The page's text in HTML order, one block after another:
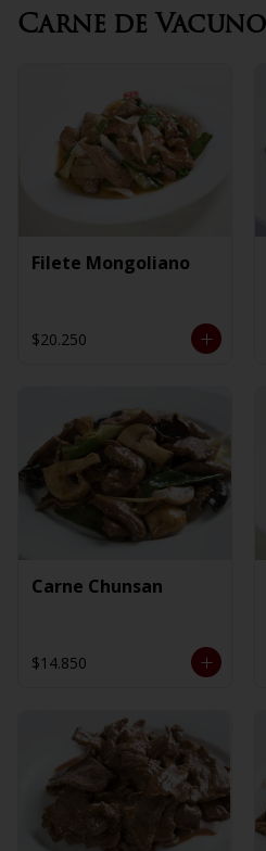
Carne de Vacuno
Filete Mongoliano
$20.250
Carne Chunsan
$14.850